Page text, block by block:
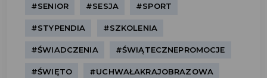
#SENIOR #SESJA #SPORT
#STYPENDIA #SZKOLENIA
#ŚWIADCZENIA #ŚWIĄTECZNEPROMOCJE
#ŚWIĘTO #UCHWAŁAKRAJOBRAZOWA